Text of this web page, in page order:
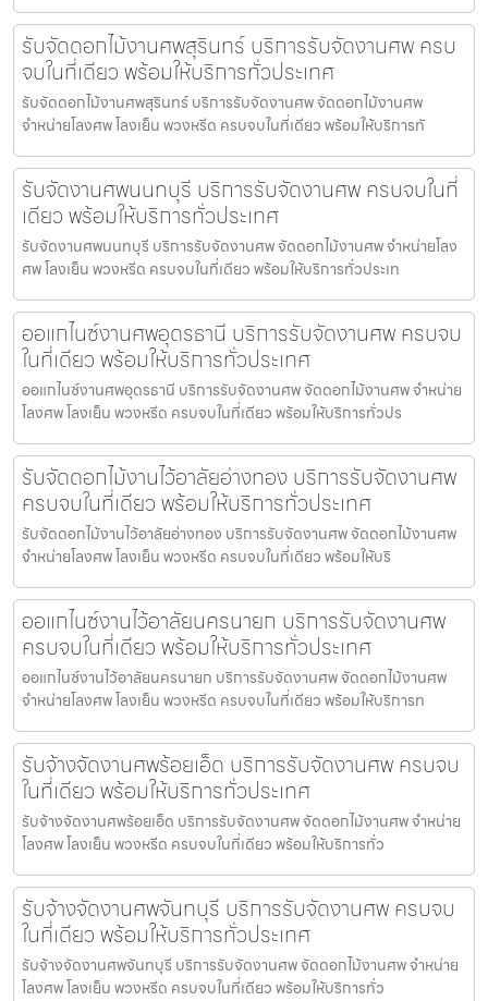
รับจัดดอกไม้งานศพสุรินทร์ บริการรับจัดงานศพ ครบ
จบในที่เดียว พร้อมให้บริการทั่วประเทศ
รับจัดดอกไม้งานศพสุรินทร์ บริการรับจัดงานศพ จัดดอกไม้งานศพ
จำหน่ายโลงศพ โลงเย็น พวงหรีด ครบจบในที่เดียว พร้อมให้บริการทั
รับจัดงานศพนนทบุรี บริการรับจัดงานศพ ครบจบในที่
เดียว พร้อมให้บริการทั่วประเทศ
รับจัดงานศพนนทบุรี บริการรับจัดงานศพ จัดดอกไม้งานศพ จำหน่ายโลง
ศพ โลงเย็น พวงหรีด ครบจบในที่เดียว พร้อมให้บริการทั่วประเท
ออแกไนซ์งานศพอุดรธานี บริการรับจัดงานศพ ครบจบ
ในที่เดียว พร้อมให้บริการทั่วประเทศ
ออแกไนซ์งานศพอุดรธานี บริการรับจัดงานศพ จัดดอกไม้งานศพ จำหน่าย
โลงศพ โลงเย็น พวงหรีด ครบจบในที่เดียว พร้อมให้บริการทั่วปร
รับจัดดอกไม้งานไว้อาลัยอ่างทอง บริการรับจัดงานศพ
ครบจบในที่เดียว พร้อมให้บริการทั่วประเทศ
รับจัดดอกไม้งานไว้อาลัยอ่างทอง บริการรับจัดงานศพ จัดดอกไม้งานศพ
จำหน่ายโลงศพ โลงเย็น พวงหรีด ครบจบในที่เดียว พร้อมให้บริ
ออแกไนซ์งานไว้อาลัยนครนายก บริการรับจัดงานศพ
ครบจบในที่เดียว พร้อมให้บริการทั่วประเทศ
ออแกไนซ์งานไว้อาลัยนครนายก บริการรับจัดงานศพ จัดดอกไม้งานศพ
จำหน่ายโลงศพ โลงเย็น พวงหรีด ครบจบในที่เดียว พร้อมให้บริการท
รับจ้างจัดงานศพร้อยเอ็ด บริการรับจัดงานศพ ครบจบ
ในที่เดียว พร้อมให้บริการทั่วประเทศ
รับจ้างจัดงานศพร้อยเอ็ด บริการรับจัดงานศพ จัดดอกไม้งานศพ จำหน่าย
โลงศพ โลงเย็น พวงหรีด ครบจบในที่เดียว พร้อมให้บริการทั่ว
รับจ้างจัดงานศพจันทบุรี บริการรับจัดงานศพ ครบจบ
ในที่เดียว พร้อมให้บริการทั่วประเทศ
รับจ้างจัดงานศพจันทบุรี บริการรับจัดงานศพ จัดดอกไม้งานศพ จำหน่าย
โลงศพ โลงเย็น พวงหรีด ครบจบในที่เดียว พร้อมให้บริการทั่ว